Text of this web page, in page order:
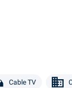
Cable TV